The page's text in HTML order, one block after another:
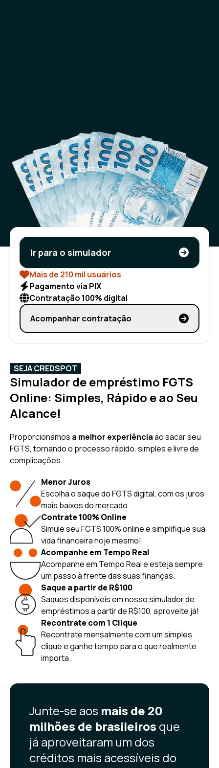
Ir para o simulador
Mais de 210 mil usuários
Pagamento via PIX
Contratação 100% digital
Acompanhar contratação
SEJA CREDSPOT
Simulador de empréstimo FGTS
Online: Simples, Rápido e ao Seu
Alcance!
Proporcionamos a melhor experiênciaao sacar seu
FGTS, tornando o processo rápido, simples e livre de
complicações.
Menor Juros
Escolha o saque do FGTS digital, com os juros
mais baixos do mercado.
Contrate 100% Online
Simule seu FGTS 100% online e simplifique sua
vida financeira hoje mesmo!
Acompanhe em Tempo Real
Acompanhe em Tempo Real e esteja sempre
um passo à frente das suas finanças.
Saque a partir de R$100
Saques disponíveis em nosso simulador de
empréstimos a partir de R$100, aproveite já!
Recontrate com 1 Clique
Recontrate mensalmente com um simples
clique e ganhe tempo para o que realmente
importa.
Junte-se aos mais de 20
milhões de brasileiros que
já aproveitaram um dos
créditos mais acessíveis do